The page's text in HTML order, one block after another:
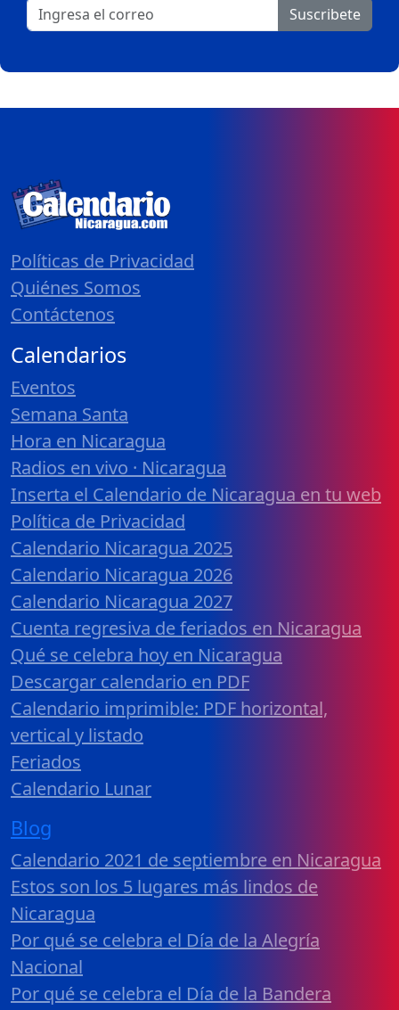
Suscribete
Políticas de Privacidad
Quiénes Somos
Contáctenos
Calendarios
Eventos
Semana Santa
Hora en Nicaragua
Radios en vivo · Nicaragua
Inserta el Calendario de Nicaragua en tu web
Política de Privacidad
Calendario Nicaragua 2025
Calendario Nicaragua 2026
Calendario Nicaragua 2027
Cuenta regresiva de feriados en Nicaragua
Qué se celebra hoy en Nicaragua
Descargar calendario en PDF
Calendario imprimible: PDF horizontal,
vertical y listado
Feriados
Calendario Lunar
Blog
Calendario 2021 de septiembre en Nicaragua
Estos son los 5 lugares más lindos de
Nicaragua
Por qué se celebra el Día de la Alegría
Nacional
Por qué se celebra el Día de la Bandera